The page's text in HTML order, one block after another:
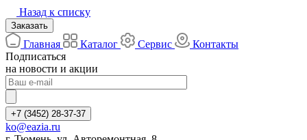
Назад к списку
Заказать
Главная Каталог Сервис
Контакты
Подписаться
на новости и акции
+7 (3452) 28-37-37
ko@eazia.ru